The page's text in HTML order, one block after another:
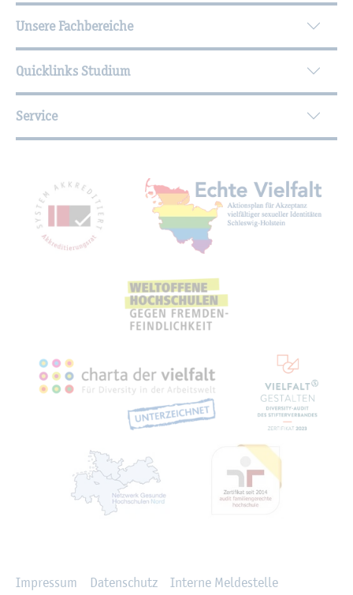
Unsere Fachbereiche
Quicklinks Studium
Service
Mit­glied­schaf­ten,
Im­pres­sum Da­ten­schutz In­ter­ne Mel­de­stel­le